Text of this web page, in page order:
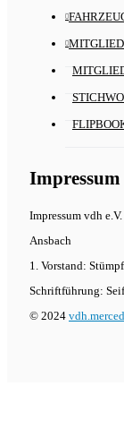
Impressum
Impressum vdh
Ansbach
1. Vorstand:
Schriftführung:
© 2024